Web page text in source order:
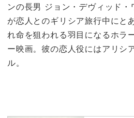
ンの長男 ジョン・デヴィッド・
が恋人とのギリシア旅行中にと
れ命を狙われる羽目になるホラ
ー映画。彼の恋人役にはアリシ
ル。